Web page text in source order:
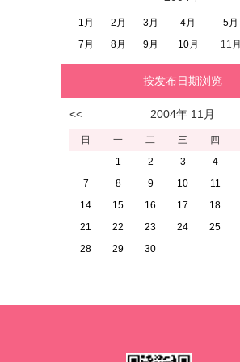
1月 2月 3月 4月 5月
7月
8月 9月 10月 11月
按发布日期浏览
<< 2004年 11 月
日 一 二 三 四
1
2 3 4
7
8 9 10 11
14
15 16 17 18
21
22 23 24 25
28
29 30